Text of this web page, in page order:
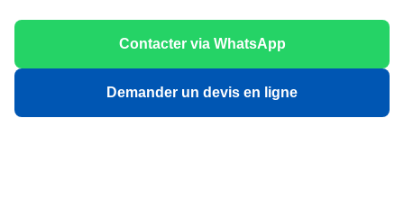
Contacter via WhatsApp
Demander un devis en ligne